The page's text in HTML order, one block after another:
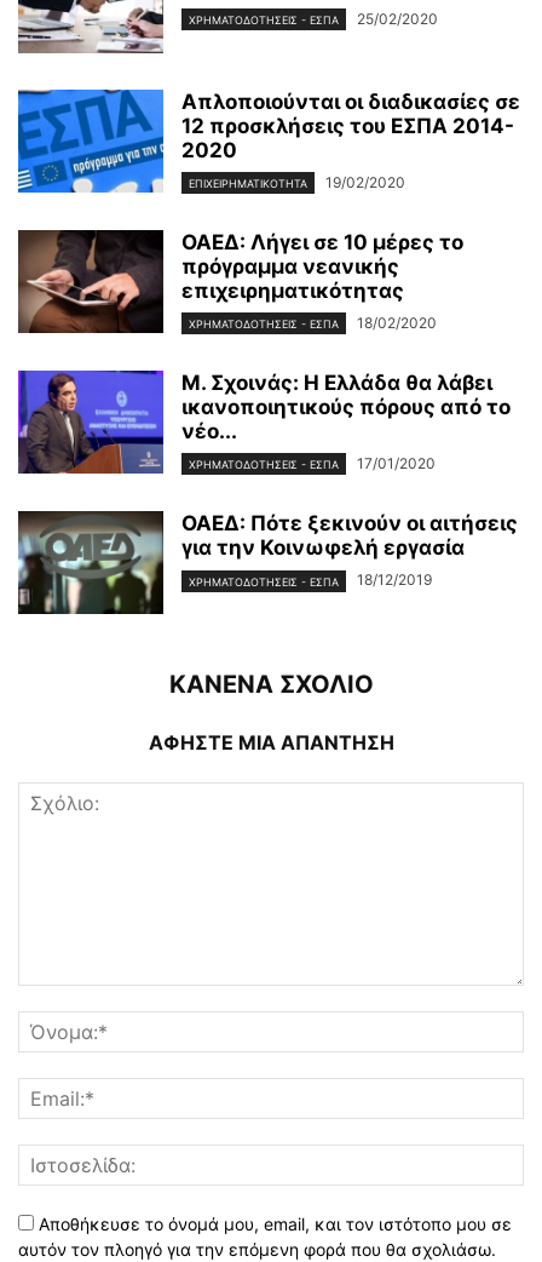
ΧΡΗΜΑΤΟΔΟΤΉΣΕΙΣ - ΕΣΠΑ 25/02/2020
Απλοποιούνται οι διαδικασίες σε
12 προσκλήσεις του ΕΣΠΑ 2014-
2020
ΕΠΙΧΕΙΡΗΜΑΤΙΚΌΤΗΤΑ 19/02/2020
ΟΑΕΔ: Λήγει σε 10 μέρες το
πρόγραμμα νεανικής
επιχειρηματικότητας
ΧΡΗΜΑΤΟΔΟΤΉΣΕΙΣ - ΕΣΠΑ 18/02/2020
Μ. Σχοινάς: Η Ελλάδα θα λάβει
ικανοποιητικούς πόρους από το
νέο...
ΧΡΗΜΑΤΟΔΟΤΉΣΕΙΣ - ΕΣΠΑ 17/01/2020
ΟΑΕΔ: Πότε ξεκινούν οι αιτήσεις
για την Κοινωφελή εργασία
ΧΡΗΜΑΤΟΔΟΤΉΣΕΙΣ - ΕΣΠΑ 18/12/2019
ΚΑΝΕΝΑ ΣΧΟΛΙΟ
ΑΦΗΣΤΕ ΜΙΑ ΑΠΑΝΤΗΣΗ
Αποθήκευσε το όνομά μου, email, και τον ιστότοπο μου σε
αυτόν τον πλοηγό για την επόμενη φορά που θα σχολιάσω.